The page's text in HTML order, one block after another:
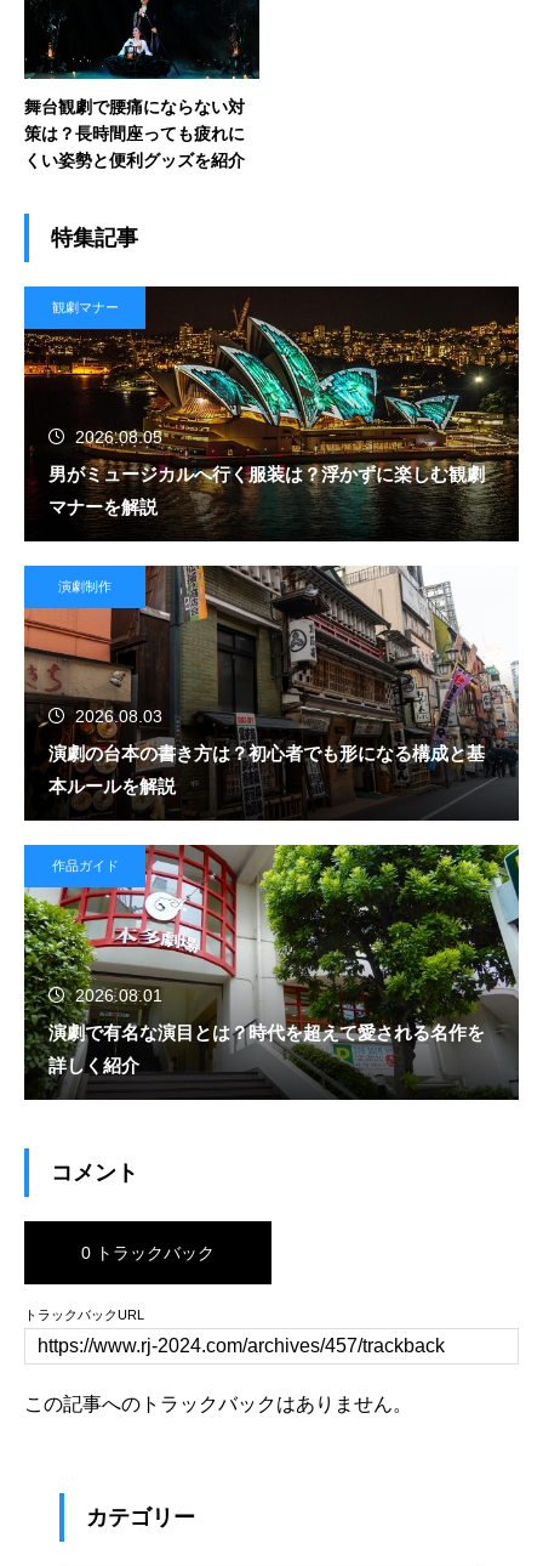
舞台観劇で腰痛にならない対
策は？長時間座っても疲れに
くい姿勢と便利グッズを紹介
特集記事
観劇マナー
2026.08.05
男がミュージカルへ行く服装は？浮かずに楽しむ観劇
マナーを解説
演劇制作
2026.08.03
演劇の台本の書き方は？初心者でも形になる構成と基
本ルールを解説
作品ガイド
2026.08.01
演劇で有名な演目とは？時代を超えて愛される名作を
詳しく紹介
コメント
0 トラックバック
トラックバックURL
この記事へのトラックバックはありません。
カテゴリー